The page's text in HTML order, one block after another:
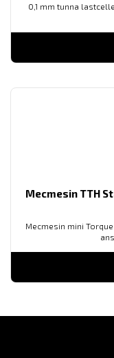
0,1 mm tunna
Mecmesin TTH
Mecmesin mini